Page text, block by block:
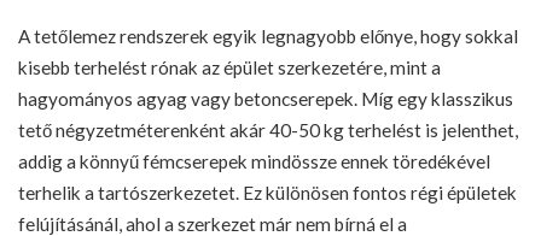
Atetőlemezrendszerek egyik legnagyobb előnye, hogy sokkal
kisebb terhelést rónak az épület szerkezetére, mint a
hagyományos agyag vagy betoncserepek. Míg egy klasszikus
tető négyzetméterenként akár 40-50 kg terhelést is jelenthet,
addig a könnyű fémcserepek mindössze ennek töredékével
terhelik a tartószerkezetet. Ez különösen fontos régi épületek
felújításánál, ahol a szerkezet már nem bírná el a